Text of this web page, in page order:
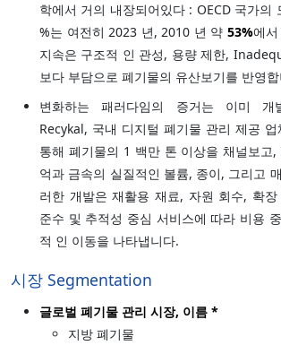
학에서 거의 내장되어있다 : OECD 국가의
%는 여전히 2023 년, 2010 년 약 53%에
지속은 구조적 인 관성, 용량 제한,
보다 부담으로 폐기물의 유산보기를 반영
변화하는 패러다임의 증거는 이미 개
Recykal, 국내 디지털 폐기물 관리 제공
통해 폐기물의 1 백만 톤 이상을 채널보고
억과 금속의 실질적인 볼륨, 종이, 그리고
러한 개발은 재활용 재료, 자원 회수, 확
준수 및 추적성 중심 서비스에 따라 비용
적 인 이동을 나타냅니다.
시장 Segmentation
글로벌 폐기물 관리 시장, 이름 *
지방 폐기물